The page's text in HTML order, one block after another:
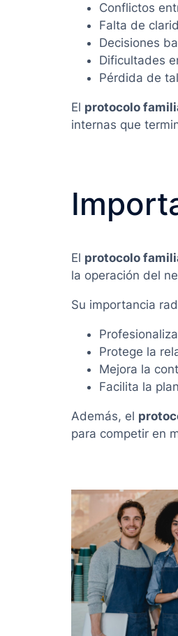
Conflictos
Falta de
Decisiones
Dificultades
Pérdida de
El protocolo
internas que
El protocolo
la operación del
Su importancia
Protege la
Mejora la
Facilita la
Además, el
para competir en